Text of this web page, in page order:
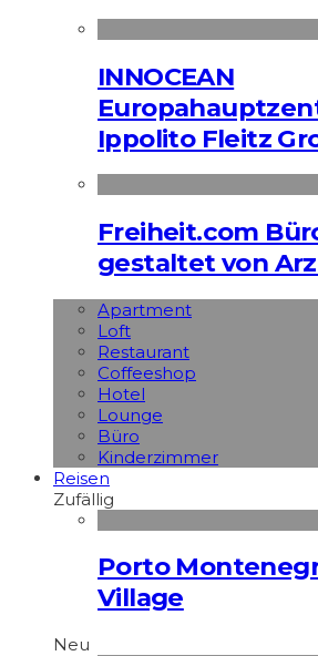
INNOCEAN
Ippolito Fleitz
Freiheit.com
gestaltet von
Apart­ment
Loft
Restaurant
Coffeeshop
Hotel
Lounge
Büro
Kinderzimmer
Reisen
Zufällig
Porto
Village
Neu